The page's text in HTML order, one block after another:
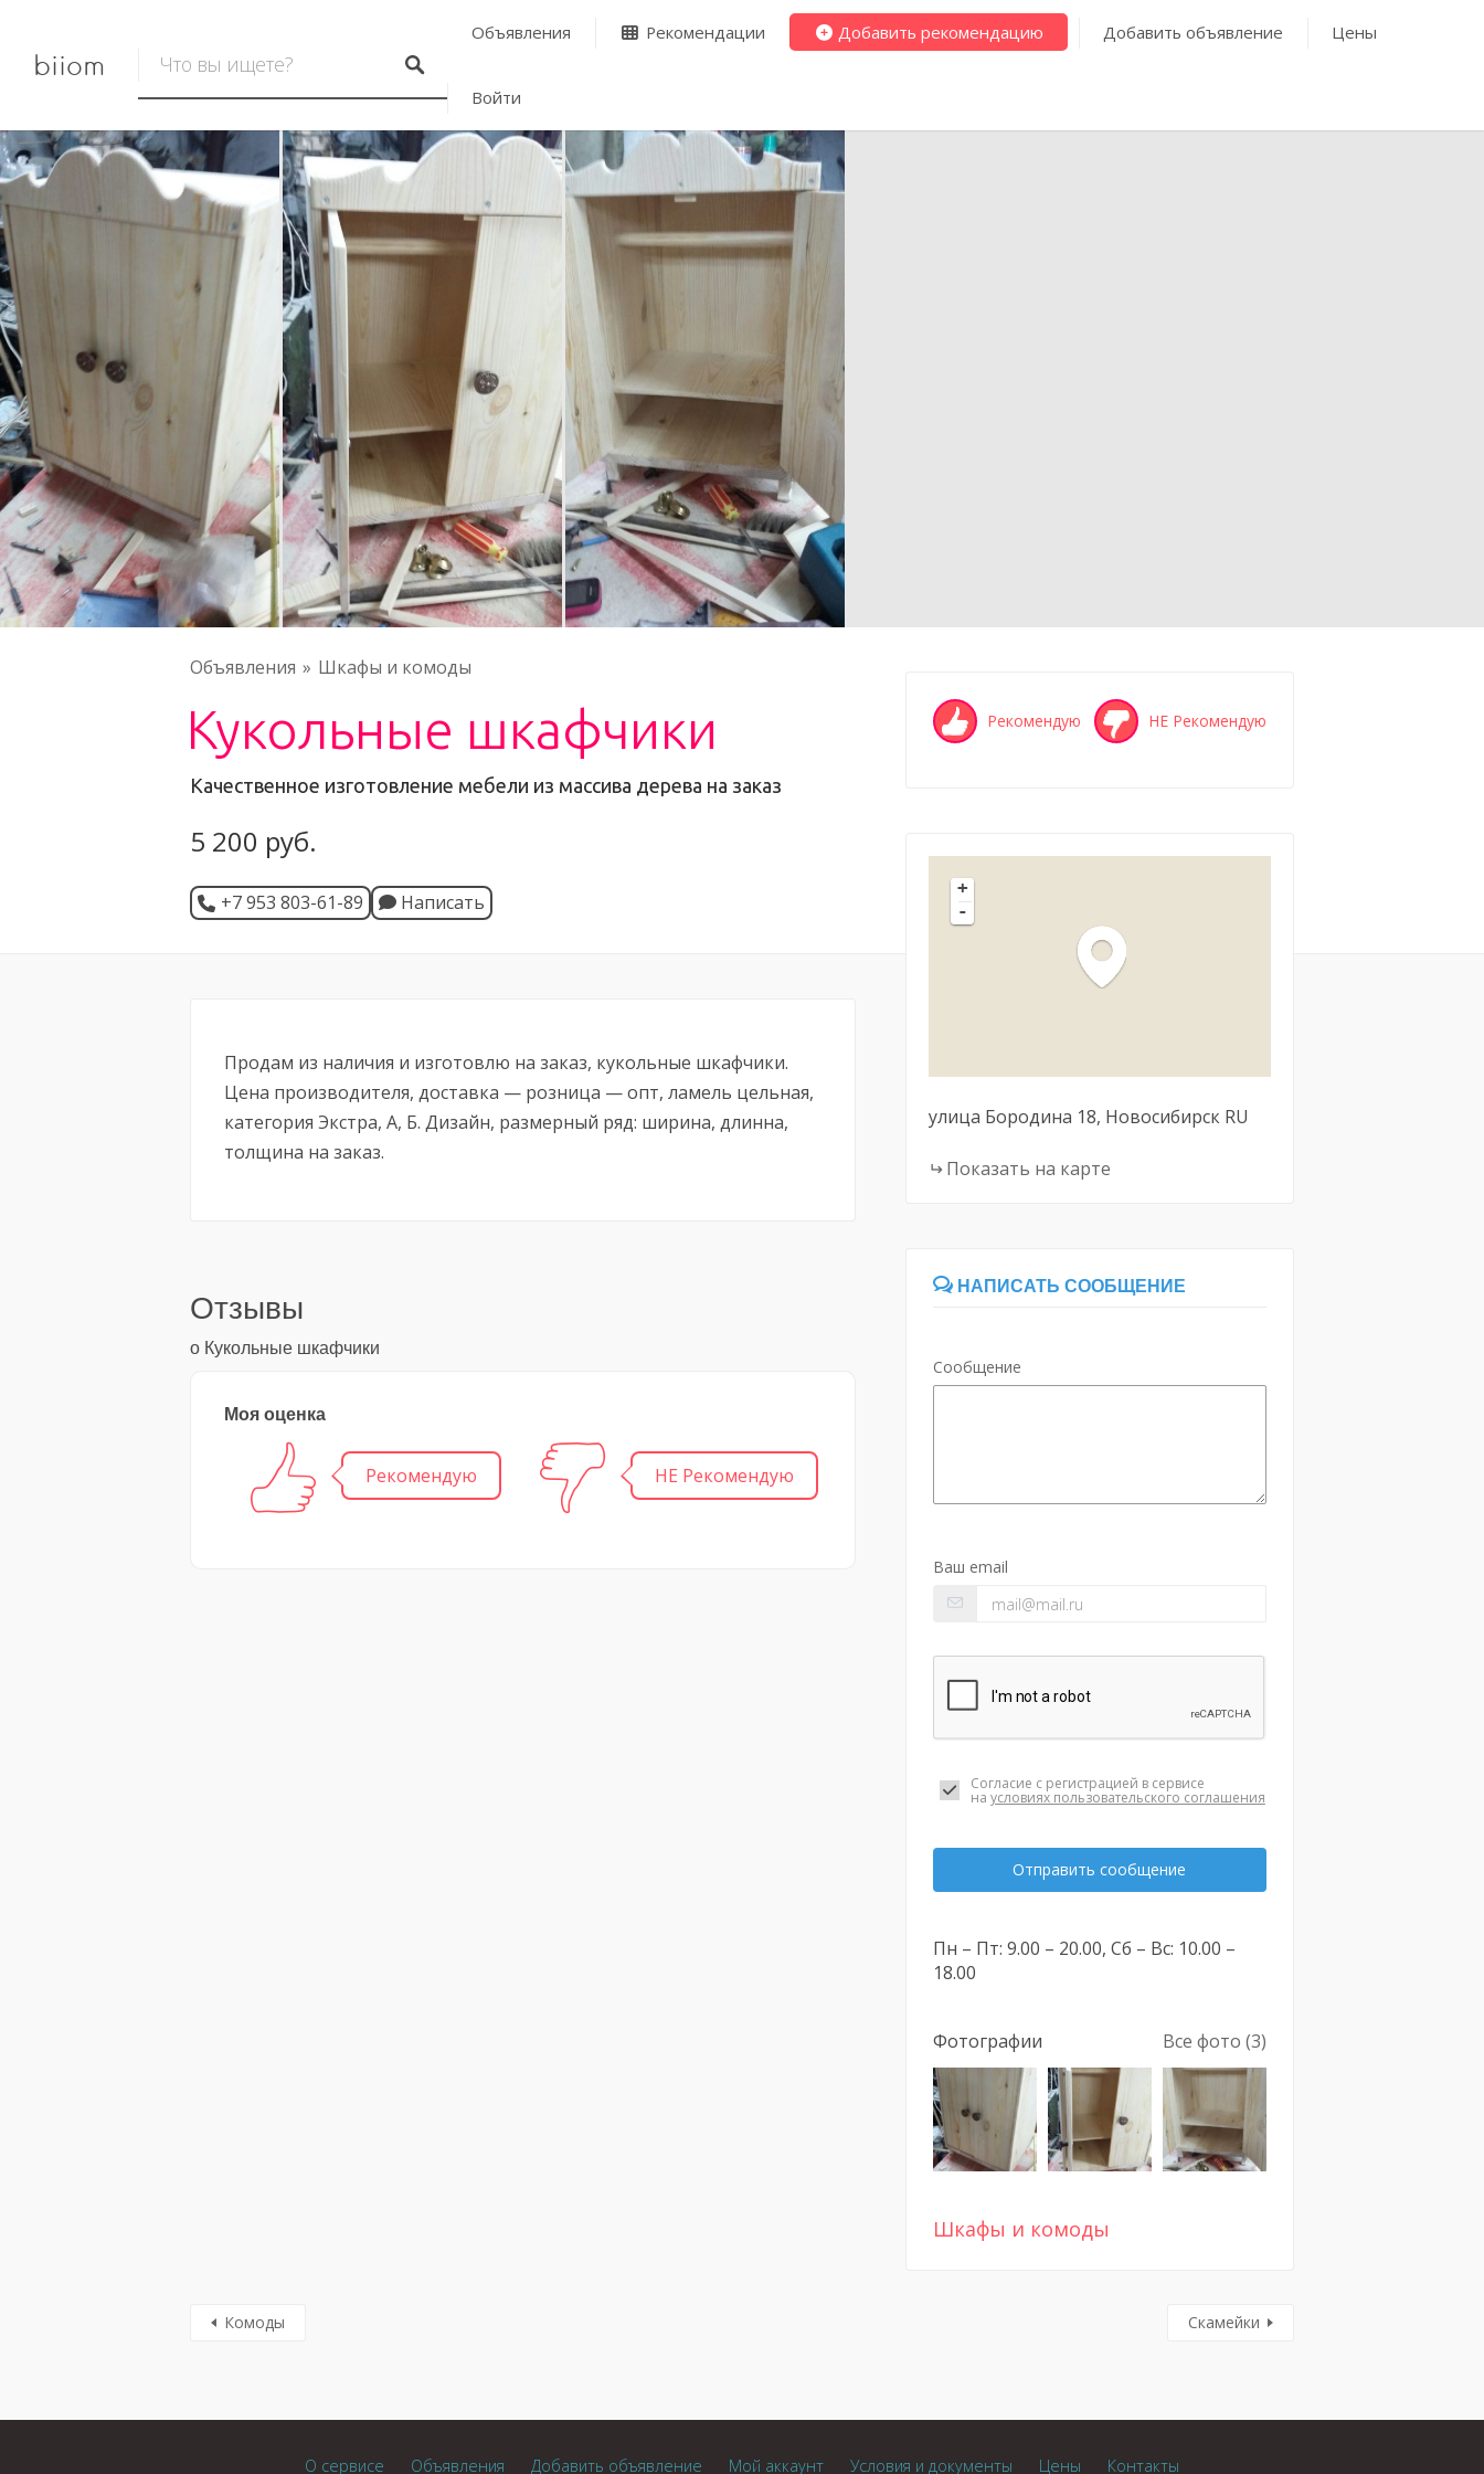
biiom
Объявления Рекомендации Добавить рекомендацию Добавить объявление Цены
Войти
Объявления Шкафы и комоды
Кукольные шкафчики
Качественное изготовление мебели из массива дерева на заказ
5 200 руб.
+7 953 803-61-89 Написать
Продам из наличия и изготовлю на заказ, кукольные шкафчики.
Цена производителя, доставка — розница — опт, ламель цельная,
категория Экстра, А, Б. Дизайн, размерный ряд: ширина, длинна,
толщина на заказ.
Отзывы
о Кукольные шкафчики
Моя оценка
Рекомендую НЕ Рекомендую
Рекомендую НЕ Рекомендую
+
-
улица Бородина 18 Новосибирск RU
Показать на карте
НАПИСАТЬ СООБЩЕНИЕ
Сообщение
Ваш email
Согласие с регистрацией в сервисе
на условиях пользовательского соглашения
Отправить сообщение
Пн – Пт: 9.00 – 20.00, Сб – Вс: 10.00 –
18.00
Фотографии Все фото (3)
Шкафы и комоды
Комоды Скамейки
О сервисе Объявления Добавить объявление Мой аккаунт Условия и документы Цены Контакты